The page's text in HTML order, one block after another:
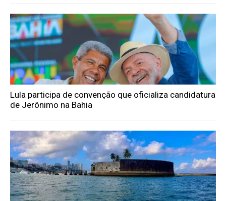
Lula participa de convenção que oficializa candidatura
de Jerônimo na Bahia